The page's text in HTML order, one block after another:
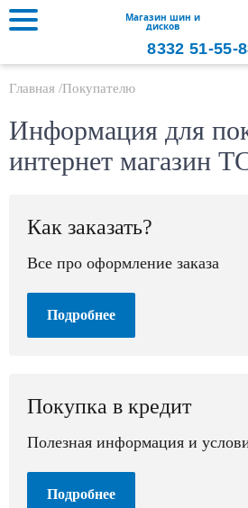
Магазин шин и
дисков
8332 51-55-
Главная Покупателю
Информация для
интернет магазин
Как заказать?
Все про оформление заказа
Подробнее
Покупка в кредит
Полезная информация и
Подробнее